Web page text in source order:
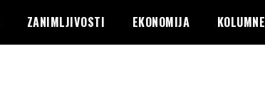
ZANIMLJIVOSTI EKONOMIJA KOLUMNE